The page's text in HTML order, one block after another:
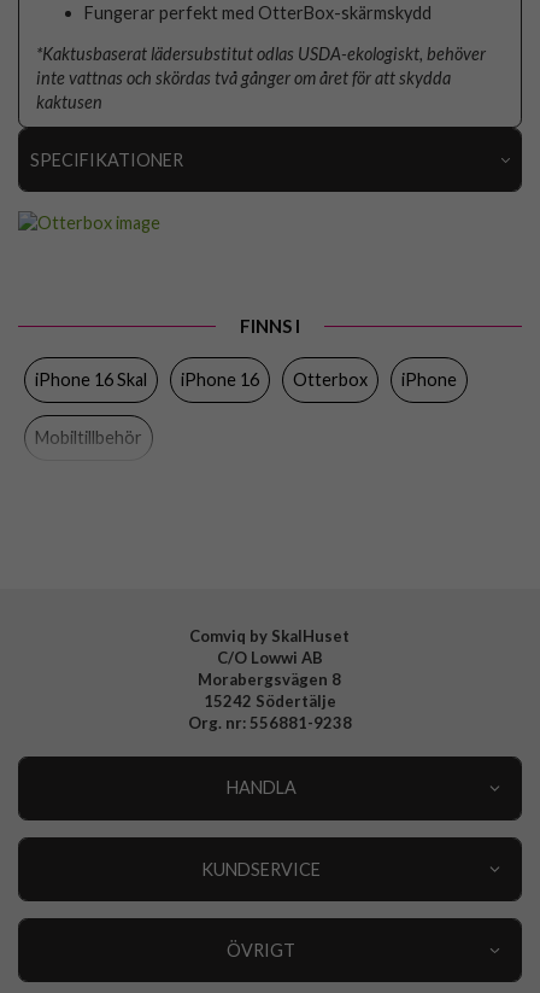
Fungerar perfekt med OtterBox-skärmskydd
*Kaktusbaserat lädersubstitut odlas USDA-ekologiskt, behöver
inte vattnas och skördas två gånger om året för att skydda
kaktusen
SPECIFIKATIONER
MagSafe-kompatibel, Stöttålig
Färg Brun
FINNS I
iPhone 16 Skal iPhone 16 Otterbox iPhone
Mobiltillbehör
Comviq by SkalHuset
C/O Lowwi AB
Morabergsvägen 8
15242 Södertälje
Org. nr: 556881-9238
HANDLA
KUNDSERVICE
ÖVRIGT